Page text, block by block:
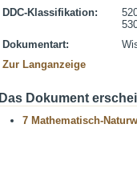
DDC-Klassifikation:
Dokumentart:
Zur Langanzeige
Das Dokument
7 Mathematisch-